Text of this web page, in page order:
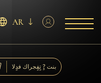
AR
بنت ?ٍ تٍفٍجراك فدٍلا